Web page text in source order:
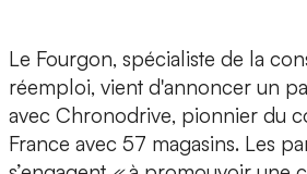
Le Fourgon, spécialiste de la
réemploi, vient d'annoncer un
avec Chronodrive, pionnier du
France avec 57 magasins. Les